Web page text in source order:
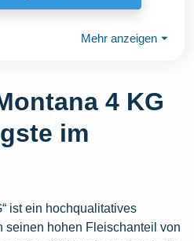
Mehr anzeigen ⏷
4 KG
im
ist ein hochqualitatives
seinen hohen Fleischanteil von